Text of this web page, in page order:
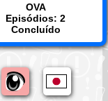
OVA
Episódios: 2
Concluído